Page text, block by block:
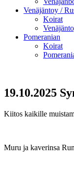
Venäjäntoy /
Koirat
Pomeranian
Koirat
19.10.2025
Kiitos kaikille
Muru ja kaverinsa